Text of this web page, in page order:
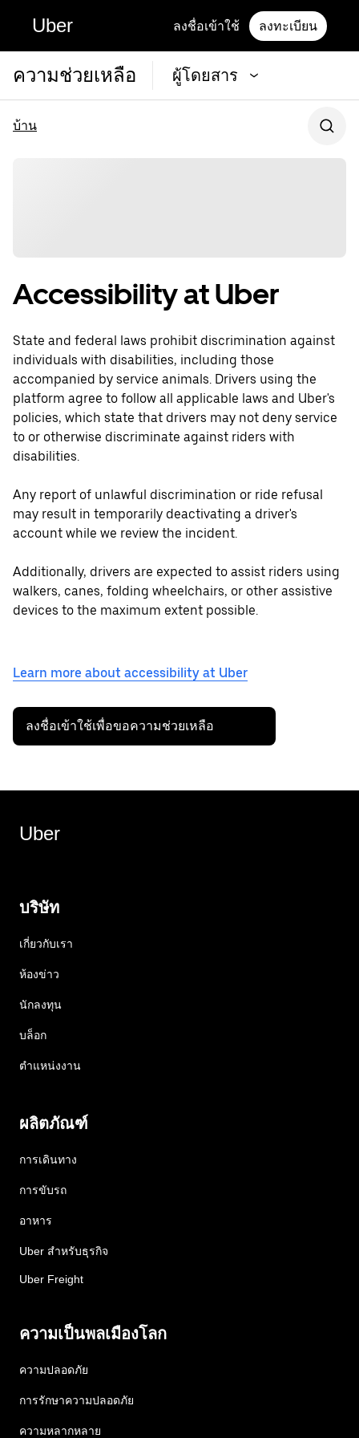
Uber ลงชื่อเข้าใช้ ลงทะเบียน
ความช่วยเหลือ ผู้โดยสาร
บ้าน
Accessibility at Uber
State and federal laws prohibit discrimination against
individuals with disabilities, including those
accompanied by service animals. Drivers using the
platform agree to follow all applicable laws and Uber's
policies, which state that drivers may not deny service
to or otherwise discriminate against riders with
disabilities.
Any report of unlawful discrimination or ride refusal
may result in temporarily deactivating a driver's
account while we review the incident.
Additionally, drivers are expected to assist riders using
walkers, canes, folding wheelchairs, or other assistive
devices to the maximum extent possible.
Learn more about accessibility at Uber
ลงชื่อเข้าใช้เพื่อขอความช่วยเหลือ
Uber
บริษัท
เกี่ยวกับเรา
ห้องข่าว
นักลงทุน
บล็อก
ตำแหน่งงาน
ผลิตภัณฑ์
การเดินทาง
การขับรถ
อาหาร
Uber สำหรับธุรกิจ
Uber Freight
ความเป็นพลเมืองโลก
ความปลอดภัย
การรักษาความปลอดภัย
ความหลากหลาย